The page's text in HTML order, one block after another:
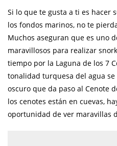
Si lo que te gusta a ti es hacer
los fondos marinos, no te
Muchos aseguran que es uno
maravillosos para realizar
tiempo por la Laguna de los 7
tonalidad turquesa del agua
oscuro que da paso al Cenote
los cenotes están en cuevas,
oportunidad de ver maravillas